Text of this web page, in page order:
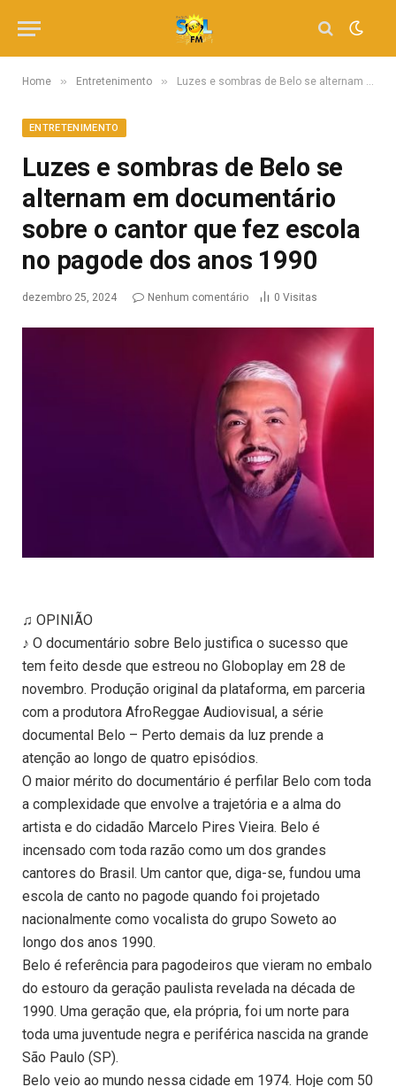
Home » Entretenimento » Luzes e sombras de Belo se alternam em documentário sobre o cantor que fez escola no pagode dos anos 1990
ENTRETENIMENTO
Luzes e sombras de Belo se
alternam em documentário
sobre o cantor que fez escola
no pagode dos anos 1990
dezembro 25, 2024 Nenhum comentário 0 Visitas
♫ OPINIÃO
♪ O documentário sobre Belo justifica o sucesso que
tem feito desde que estreou no Globoplay em 28 de
novembro. Produção original da plataforma, em parceria
com a produtora AfroReggae Audiovisual, a série
documental Belo – Perto demais da luz prende a
atenção ao longo de quatro episódios.
O maior mérito do documentário é perfilar Belo com toda
a complexidade que envolve a trajetória e a alma do
artista e do cidadão Marcelo Pires Vieira. Belo é
incensado com toda razão como um dos grandes
cantores do Brasil. Um cantor que, diga-se, fundou uma
escola de canto no pagode quando foi projetado
nacionalmente como vocalista do grupo Soweto ao
longo dos anos 1990.
Belo é referência para pagodeiros que vieram no embalo
do estouro da geração paulista revelada na década de
1990. Uma geração que, ela própria, foi um norte para
toda uma juventude negra e periférica nascida na grande
São Paulo (SP).
Belo veio ao mundo nessa cidade em 1974. Hoje com 50